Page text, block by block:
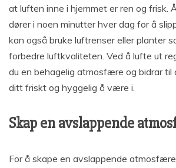
at luften inne i hjemmet er ren og frisk.
dører i noen minutter hver dag for å
kan også bruke luftrenser eller planter
forbedre luftkvaliteten. Ved å lufte ut
du en behagelig atmosfære og bidrar til
ditt friskt og hyggelig å være i.
Skap en avslappende
For å skape en avslappende